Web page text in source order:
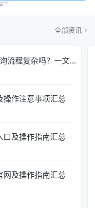
全部资讯
税务师成绩查询入口官网及查询流程复杂吗？一文看懂
作注意事项汇总
及操作指南汇总
及操作指南汇总